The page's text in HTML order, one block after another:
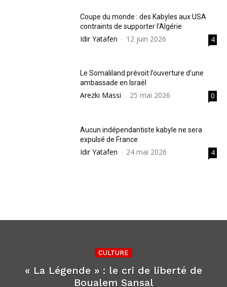
Coupe du monde : des Kabyles aux USA
contraints de supporter l’Algérie
Idir Yatafen - 12 juin 2026 4
Le Somaliland prévoit l’ouverture d’une
ambassade en Israël
Arezki Massi - 25 mai 2026 0
Aucun indépendantiste kabyle ne sera
expulsé de France
Idir Yatafen - 24 mai 2026 4
CULTURE
« La Légende » : le cri de liberté de
Boualem Sansal